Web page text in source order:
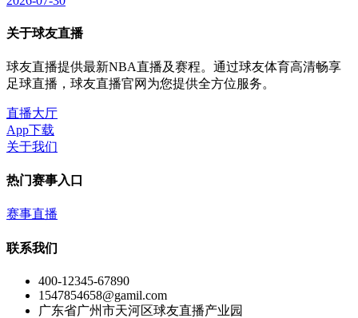
关于球友直播
球友直播提供最新NBA直播及赛程。通过球友体育高清畅享
足球直播，球友直播官网为您提供全方位服务。
直播大厅
App下载
关于我们
热门赛事入口
赛事直播
联系我们
400-12345-67890
1547854658@gamil.com
广东省广州市天河区球友直播产业园